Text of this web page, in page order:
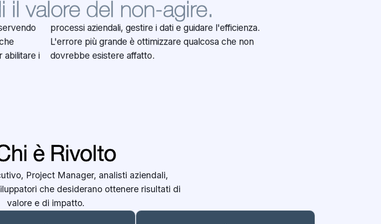
il valore del non-agire.
abilitare i
dovrebbe esistere affatto.
è Rivolto
Project Manager, analisti aziendali,
che desiderano ottenere risultati di
valore e di impatto.